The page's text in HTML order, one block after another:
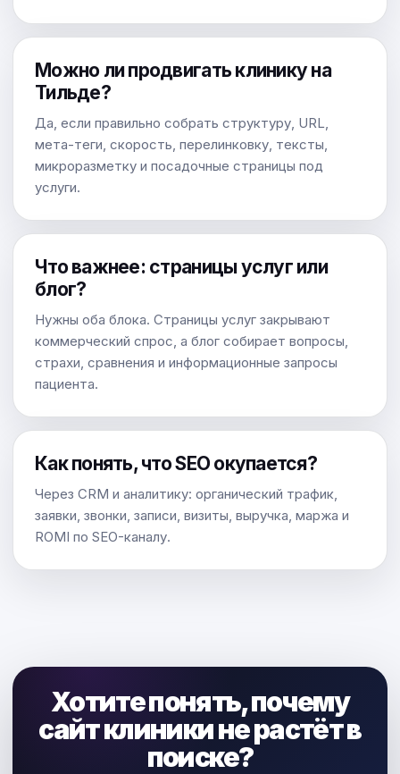
Можно ли продвигать клинику на
Тильде?
Да, если правильно собрать структуру, URL,
мета-теги, скорость, перелинковку, тексты,
микроразметку и посадочные страницы под
услуги.
Что важнее: страницы услуг или
блог?
Нужны оба блока. Страницы услуг закрывают
коммерческий спрос, а блог собирает вопросы,
страхи, сравнения и информационные запросы
пациента.
Как понять, что SEO окупается?
Через CRM и аналитику: органический трафик,
заявки, звонки, записи, визиты, выручка, маржа и
ROMI по SEO-каналу.
Хотите понять, почему
сайт клиники не растёт в
поиске?